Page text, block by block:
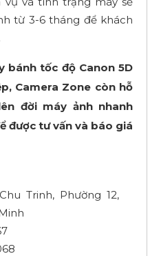
từ 3-6 tháng để khách
bánh tốc độ Canon 5D
Camera Zone còn hỗ
đời máy ảnh nhanh
được tư vấn và báo giá
Trinh, Phường 12,